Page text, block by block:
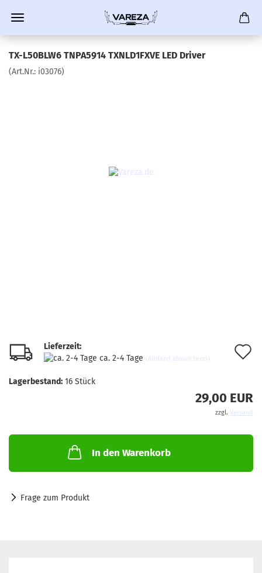
TX-L50BLW6 TNPA5914 TXNLD1FXVE LED Driver
(Art.Nr.: i03076)
Lieferzeit:
ca. 2-4 Tage (Ausland abweichend)
Lagerbestand: 16 Stück
29,00 EUR
zzgl. Versand
In den Warenkorb
Frage zum Produkt